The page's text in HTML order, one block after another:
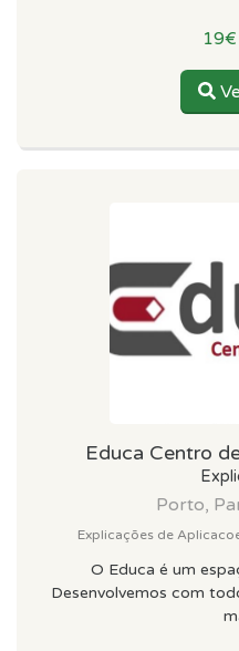
19€
Educa Centro
Porto,
Explicações de
O Educa é um
Desenvolvemos com